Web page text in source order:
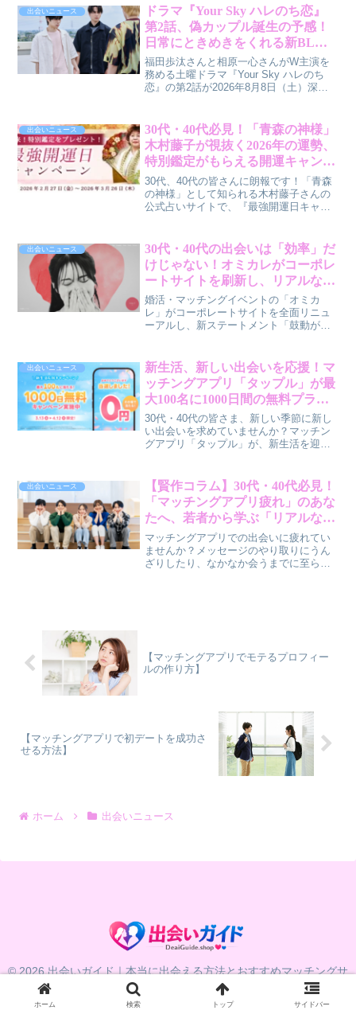
記事では、このイベントがいかに効率的
で安心感のある出会いの場となり得る
か、その理由を賢作の視点から解説しま
す。
出会いニュース
ドラマ『Your Sky ハレのち恋』
第2話、偽カップル誕生の予感！
日常にときめきをくれる新BLド
ラマの魅力
福田歩汰さんと相原一心さんがW主演を
務める土曜ドラマ『Your Sky ハレのち
恋』の第2話が2026年8月8日（土）深夜
ります。
出会いニュース
30代・40代必見！「青森の神様」
木村藤子が視抜く2026年の運勢、
特別鑑定がもらえる開運キャンペ
ーンは試す価値あり？
30代、40代の皆さんに朗報です！「青森
の神様」として知られる木村藤子さんの
公式占いサイトで、『最強開運日キャン
限定の特別鑑定がプレゼントされます。
賢作が、このキャンペーンがなぜ今試す
べきなのかを本音で解説します。
出会いニュース
30代・40代の出会いは「効率」だ
けじゃない！オミカレがコーポレ
ートサイトを刷新し、リアルな
「トキメキ」を追求する理由
婚活・マッチングイベントの「オミカ
レ」がコーポレートサイトを全面リニュ
ーアルし、新ステートメント「鼓動が早
今、リアルな「心の動き」を大切にする
のか？30代・40代の男女が抱える出会い
の悩みと、オミカレが描く新しい未来に
ついて、賢作が本音で解説します。
出会いニュース
新生活、新しい出会いを応援！マ
ッチングアプリ「タップル」が最
大100名に1000日間の無料プラン
をプレゼントするキャンペーンを
実施
30代・40代の皆さま、新しい季節に新し
い出会いを求めていませんか？マッチン
グアプリ「タップル」が、新生活を迎え
ンプルプランが当たるこの機会に、理想
のパートナーとの出会いを見つけてみま
せんか。
出会いニュース
【賢作コラム】30代・40代必見！
「マッチングアプリ疲れ」のあな
たへ、若者から学ぶ「リアルな出
会い」の再発見
マッチングアプリでの出会いに疲れてい
ませんか？メッセージのやり取りにうん
ざりしたり、なかなか会うまでに至らな
【マッチングアプリでモテるプロフィー
ルの作り方】
【マッチングアプリで初デートを成功さ
せる方法】
ホーム 出会いニュース
© 2026 出会いガイド｜本当に出会える方法とおすすめマッチングサ
ホーム 検索 トップ サイドバー